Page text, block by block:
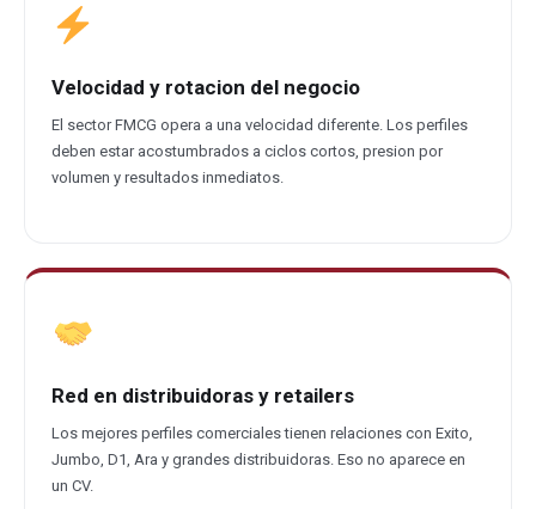
Velocidad y rotacion del negocio
El sector FMCG opera a una velocidad diferente. Los perfiles
deben estar acostumbrados a ciclos cortos, presion por
volumen y resultados inmediatos.
Red en distribuidoras y retailers
Los mejores perfiles comerciales tienen relaciones con Exito,
Jumbo, D1, Ara y grandes distribuidoras. Eso no aparece en
un CV.